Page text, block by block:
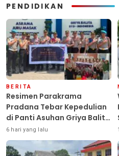
PENDIDIKAN
BERITA
Resimen Parakrama
Pradana Tebar Kepedulian
di Panti Asuhan Griya Balita
SYD, Peluk Hangat Balita
Terlantar “POLRI Hadir
Dengan Hati”
6 hari yang lalu